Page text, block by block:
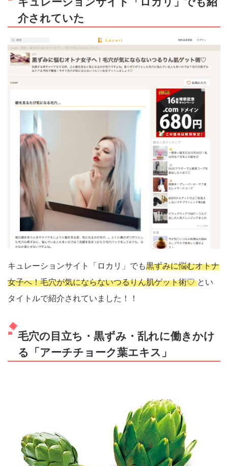
介されていた
キュレーションサイト「ロカリ」でも黒ずみに悩むオトナ
女子へ！毛穴が気にならないつるりん肌ゲット術♡とい
タイトルで紹介されていました！！
毛穴の目立ち・黒ずみ・乱れに働きかけ
る「アーチチョーク葉エキス」